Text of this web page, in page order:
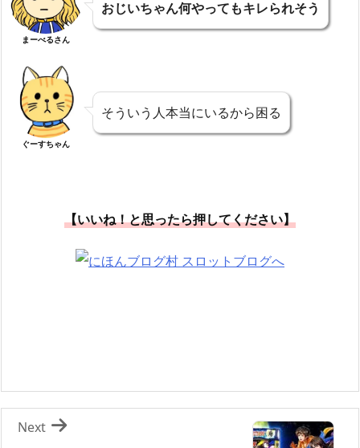
まーべるさん
おじいちゃん何やってもキレられそう
ぐーすちゃん
そういう人本当にいるから困る
【いいね！と思ったら押してください】
Next